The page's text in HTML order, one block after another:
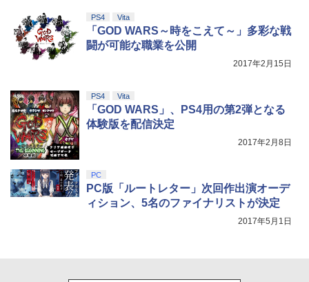
PS4 Vita
「GOD WARS～時をこえて～」多彩な戦
闘が可能な職業を公開
2017年2月15日
PS4 Vita
「GOD WARS」、PS4用の第2弾となる
体験版を配信決定
2017年2月8日
PC
PC版「ルートレター」次回作出演オーデ
ィション、5名のファイナリストが決定
2017年5月1日